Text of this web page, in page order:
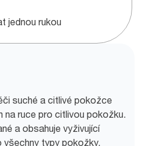
jednou rukou
suché a citlivé pokožce
na ruce pro citlivou pokožku.
a obsahuje vyživující
všechny typy pokožky.